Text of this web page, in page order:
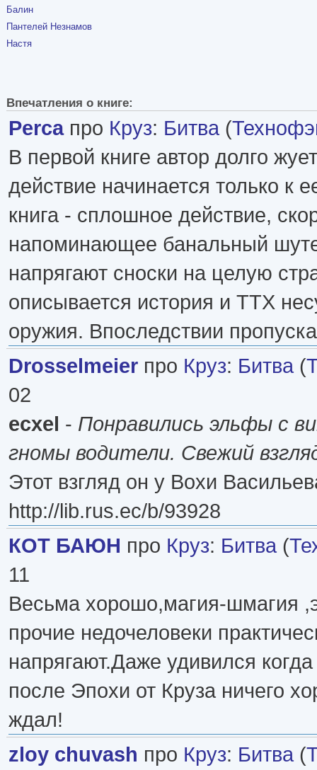
Балин
Пантелей Незнамов
Настя
Впечатления о книге:
Percaпро Круз: Битва (
В первой книге автор долго
действие начинается только к
книга - сплошное действие,
напоминающее банальный
напрягают сноски на целую
описывается история и ТТХ
оружия. Впоследствии
Drosselmeier про Круз: Битва (
02
ecxel - Понравились эльфы с
гномы водители. Свежий
Этот взгляд он у Вохи
http://lib.rus.ec/b/93928
КОТ БАЮН про Круз: Битва (
11
Весьма хорошо,магия-шмагия
прочие недочеловеки
напрягают.Даже удивился
после Эпохи от Круза ничего
ждал!
zloy chuvash про Круз: Битва (